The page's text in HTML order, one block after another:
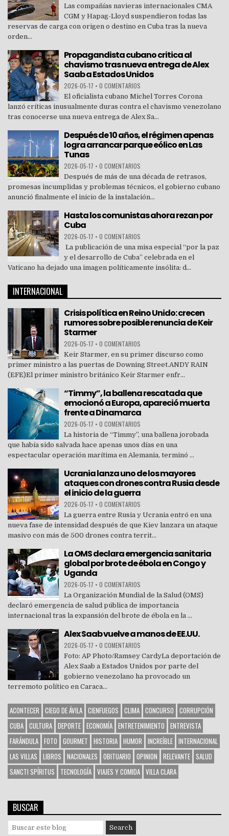
Las compañías navieras internacionales CMA
CGM y Hapag-Lloyd suspendieron todas las
reservas de carga con origen o destino en Cuba tras la nueva
orden...
Propagandista cubano critica al
chavismo tras nueva entrega de Alex
Saab a Estados Unidos
2026-05-17 • 0 COMENTARIOS
El oficialista cubano Michel Torres Corona
lanzó críticas inusualmente duras contra el chavismo venezolano
tras conocerse una nueva entrega de Alex Sa...
Después de 10 años, el régimen apenas
logra arrancar parque eólico en Las
Tunas
2026-05-17 • 0 COMENTARIOS
Después de más de una década de retrasos,
promesas incumplidas y problemas técnicos, el gobierno cubano
anunció finalmente el inicio de la instalación...
Hasta los comunistas ahora rezan por
Cuba
2026-05-17 • 0 COMENTARIOS
La publicación de una misa especial “por la paz
y el desarrollo de Cuba” celebrada en el
Vaticano ha dejado una imagen políticamente insólita: d...
INTERNACIONAL
Crisis política en Reino Unido: crecen
rumores sobre posible renuncia de Keir
Starmer
2026-05-17 • 0 COMENTARIOS
Keir Starmer, en su primer discurso como
primer ministro a las puertas de Downing Street.ANDY RAIN
(EFE)El primer ministro británico Keir Starmer enfr...
“Timmy”, la ballena rescatada que
emocionó a Europa, apareció muerta
frente a Dinamarca
2026-05-17 • 0 COMENTARIOS
La historia de “Timmy”, una ballena jorobada
que había sido salvada hace apenas unos días en una
espectacular operación marítima en Alemania, terminó ...
Ucrania lanza uno de los mayores
ataques con drones contra Rusia desde
el inicio de la guerra
2026-05-17 • 0 COMENTARIOS
La guerra entre Rusia y Ucrania entró en una
nueva fase de intensidad después de que Kiev lanzara un ataque
masivo con más de 500 drones contra territ...
La OMS declara emergencia sanitaria
global por brote de ébola en Congo y
Uganda
2026-05-17 • 0 COMENTARIOS
La Organización Mundial de la Salud (OMS)
declaró emergencia de salud pública de importancia
internacional tras la expansión del brote de ébola en la ...
Alex Saab vuelve a manos de EE.UU.
2026-05-17 • 0 COMENTARIOS
Foto: AP Photo/Ramsey CardyLa deportación de
Alex Saab a Estados Unidos por parte del
gobierno venezolano ha provocado un
terremoto político en Caraca...
ACONTECER CIEGO DE ÁVILA CIENFUEGOS CLIMA CONCURSO CORRUPCIÓN
CUBA CULTURA DEPORTE ECONOMÍA ENTRETENIMIENTO ENTREVISTA
FARÁNDULA FOTO GOURMET HISTORIA HUMOR INCREÍBLE INTERNACIONAL
LAS VILLAS LIBROS NACIONALES OBITUARIO OPINION RELEVANTE SALUD
SANCTI SPÍRITUS
TECNOLOGÍA VIAJES Y COMIDA VILLA CLARA
BUSCAR